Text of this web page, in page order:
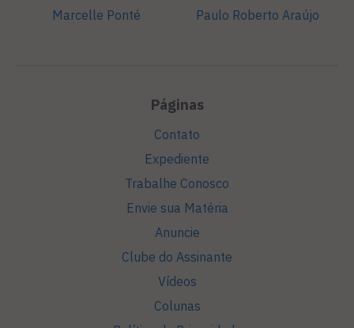
Marcelle Ponté
Paulo Roberto Araújo
Páginas
Contato
Expediente
Trabalhe Conosco
Envie sua Matéria
Anuncie
Clube do Assinante
Vídeos
Colunas